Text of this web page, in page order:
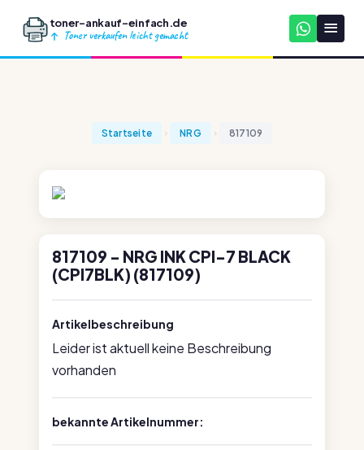
toner-ankauf-einfach.de
Toner verkaufen leicht gemacht
Startseite NRG 817109
817109 - NRG INK CPI-7 BLACK
(CPI7BLK) (817109)
Artikelbeschreibung
Leider ist aktuell keine Beschreibung
vorhanden
bekannte Artikelnummer: